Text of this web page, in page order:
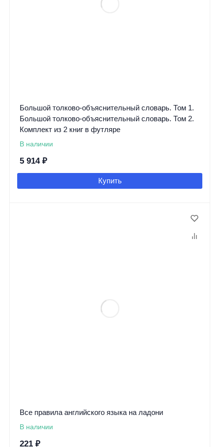
Большой толково-объяснительный словарь. Том 1.
Большой толково-объяснительный словарь. Том 2.
Комплект из 2 книг в футляре
В наличии
5 914 ₽
Купить
Все правила английского языка на ладони
В наличии
221 ₽